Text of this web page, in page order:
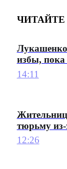
Лукашенко
избы, пока
14:11
тюрьму
12:26